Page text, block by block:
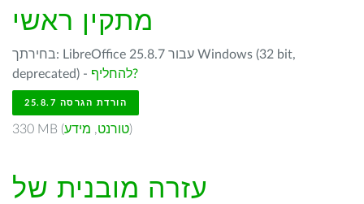
מתקין ראשי
בחירתך: LibreOffice 25.8.7 עבור Windows (32 bit,
deprecated) -
להחליף?
הורדת הגרסה 25.8.7
330 MB ( טורנט, מידע )
עזרה מובנית של